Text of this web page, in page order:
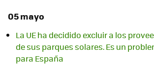
05 mayo
La UE ha decidido excluir a los
de sus parques solares. Es un
para España